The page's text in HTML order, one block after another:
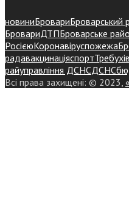
новиниБровариБроварський
БровариДТПБроварське
РосієюКоронавіруспожежа
радавакцинаціяспортТребухів
райуправління ДСНСДСНС
Всі права захищені: © 2023,